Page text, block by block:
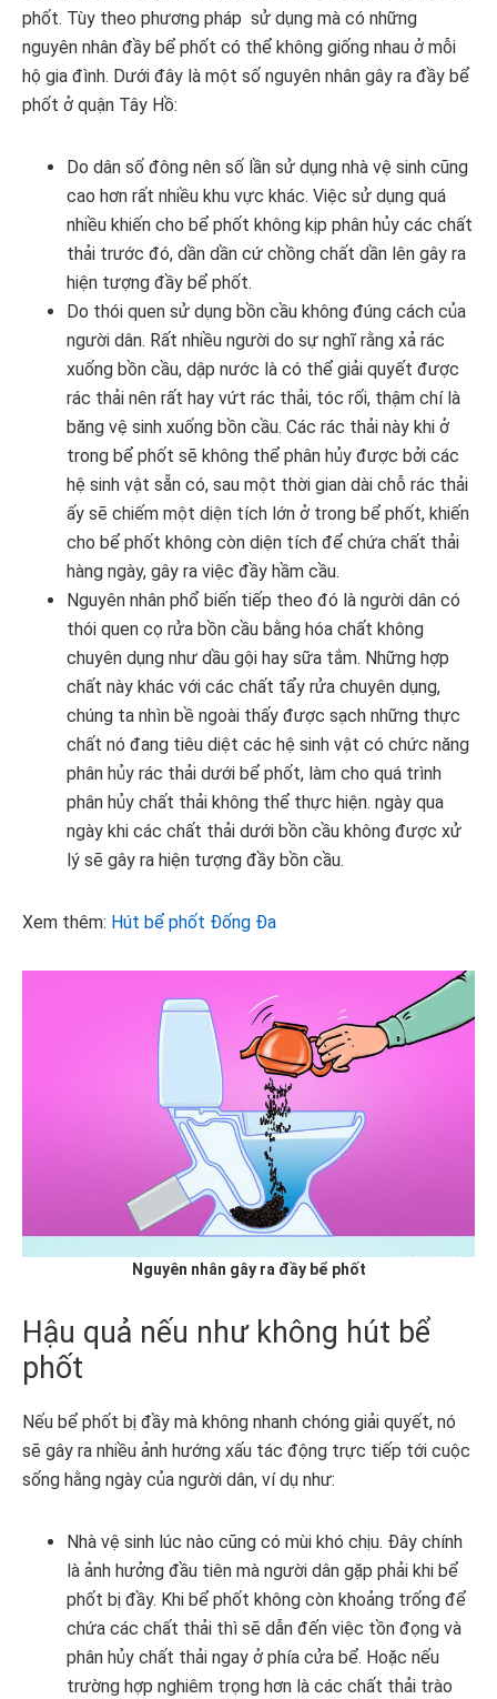
phốt. Tùy theo phương pháp sử dụng mà có những
nguyên nhân đầy bể phốt có thể không giống nhau ở mỗi
hộ gia đình. Dưới đây là một số nguyên nhân gây ra đầy bể
phốt ở quận Tây Hồ:
Do dân số đông nên số lần sử dụng nhà vệ sinh cũng
cao hơn rất nhiều khu vực khác. Việc sử dụng quá
nhiều khiến cho bể phốt không kịp phân hủy các chất
thải trước đó, dần dần cứ chồng chất dần lên gây ra
hiện tượng đầy bể phốt.
Do thói quen sử dụng bồn cầu không đúng cách của
người dân. Rất nhiều người do sự nghĩ rằng xả rác
xuống bồn cầu, dập nước là có thể giải quyết được
rác thải nên rất hay vứt rác thải, tóc rối, thậm chí là
băng vệ sinh xuống bồn cầu. Các rác thải này khi ở
trong bể phốt sẽ không thể phân hủy được bởi các
hệ sinh vật sẵn có, sau một thời gian dài chỗ rác thải
ấy sẽ chiếm một diện tích lớn ở trong bể phốt, khiến
cho bể phốt không còn diện tích để chứa chất thải
hàng ngày, gây ra việc đầy hầm cầu.
Nguyên nhân phổ biến tiếp theo đó là người dân có
thói quen cọ rửa bồn cầu bằng hóa chất không
chuyên dụng như dầu gội hay sữa tắm. Những hợp
chất này khác với các chất tẩy rửa chuyên dụng,
chúng ta nhìn bề ngoài thấy được sạch những thực
chất nó đang tiêu diệt các hệ sinh vật có chức năng
phân hủy rác thải dưới bể phốt, làm cho quá trình
phân hủy chất thải không thể thực hiện. ngày qua
ngày khi các chất thải dưới bồn cầu không được xử
lý sẽ gây ra hiện tượng đầy bồn cầu.
Xem thêm: Hút bể phốt Đống Đa
Nguyên nhân gây ra đầy bể phốt
Hậu quả nếu như không hút bể
phốt
Nếu bể phốt bị đầy mà không nhanh chóng giải quyết, nó
sẽ gây ra nhiều ảnh hướng xấu tác động trực tiếp tới cuộc
sống hằng ngày của người dân, ví dụ như:
Nhà vệ sinh lúc nào cũng có mùi khó chịu. Đây chính
là ảnh hưởng đầu tiên mà người dân gặp phải khi bể
phốt bị đầy. Khi bể phốt không còn khoảng trống để
chứa các chất thải thì sẽ dẫn đến việc tồn đọng và
phân hủy chất thải ngay ở phía cửa bể. Hoặc nếu
trường hợp nghiêm trọng hơn là các chất thải trào